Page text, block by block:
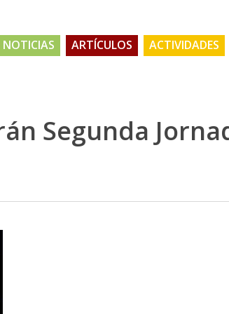
NOTICIAS ARTÍCULOS ACTIVIDADES
Segunda